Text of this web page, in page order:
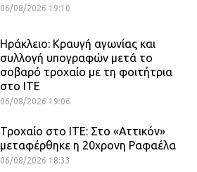
06/08/2026 19:10
Ηράκλειο: Κραυγή αγωνίας και
συλλογή υπογραφών μετά το
σοβαρό τροχαίο με τη φοιτήτρια
στο ΙΤΕ
06/08/2026 19:06
Τροχαίο στο ΙΤΕ: Στο «Αττικόν»
μεταφέρθηκε η 20χρονη Ραφαέλα
06/08/2026 18:33